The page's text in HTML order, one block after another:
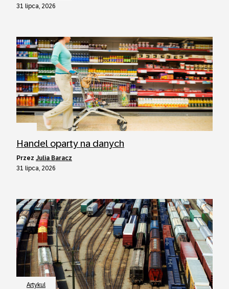
31 lipca, 2026
Handel oparty na danych
przez Julia Baracz
31 lipca, 2026
Artykul